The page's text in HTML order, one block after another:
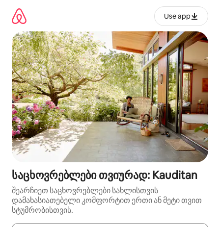
გადასვლა
Use app
საცხოვრებლები თვიურად: Kauditan
შეარჩიეთ საცხოვრებლები სახლისთვის
დამახასიათებელი კომფორტით ერთი ან მეტი თვით
სტუმრობისთვის.